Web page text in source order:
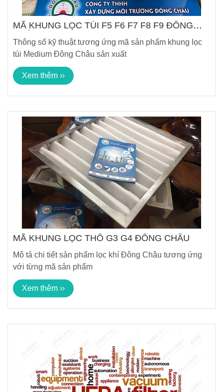
MÃ KHUNG LỌC TÚI F5 F6 F7 F8 F9 ĐÔNG
Thông số kỹ thuật tương ứng mã sản phẩm khung lọc
túi Medium Đông Châu sản xuất
Xem thêm ››
MÃ KHUNG LỌC THÔ G3 G4 ĐÔNG CHÂU
Mô tả chi tiết sản phẩm lọc khí Đông Châu tương ứng
với từng mã sản phẩm
Xem thêm ››